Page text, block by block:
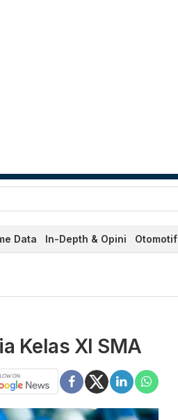
Data In-Depth & Opini Otomotif
Kelas XI SMA